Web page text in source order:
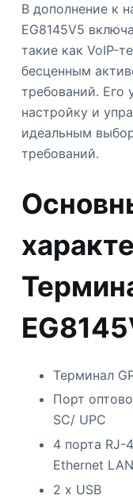
В дополнение к
EG8145V5
такие как VoIP-
бесценным
требований. Его
настройку и
идеальным
требований.
Терминал
Порт
SC/ UPC
4 порта RJ-
Ethernet LAN
2 x USB